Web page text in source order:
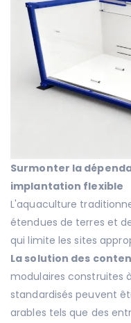
Surmonter la
implantation flexible
L'aquaculture
étendues de terres et
qui limite les sites
La solution des
modulaires construites
standardisés peuvent
arables tels que des